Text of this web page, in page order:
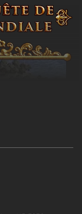
la série primée
quelle nation et de